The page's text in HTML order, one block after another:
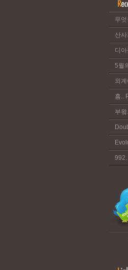
산
디
5월
외계
흠..
부
992.